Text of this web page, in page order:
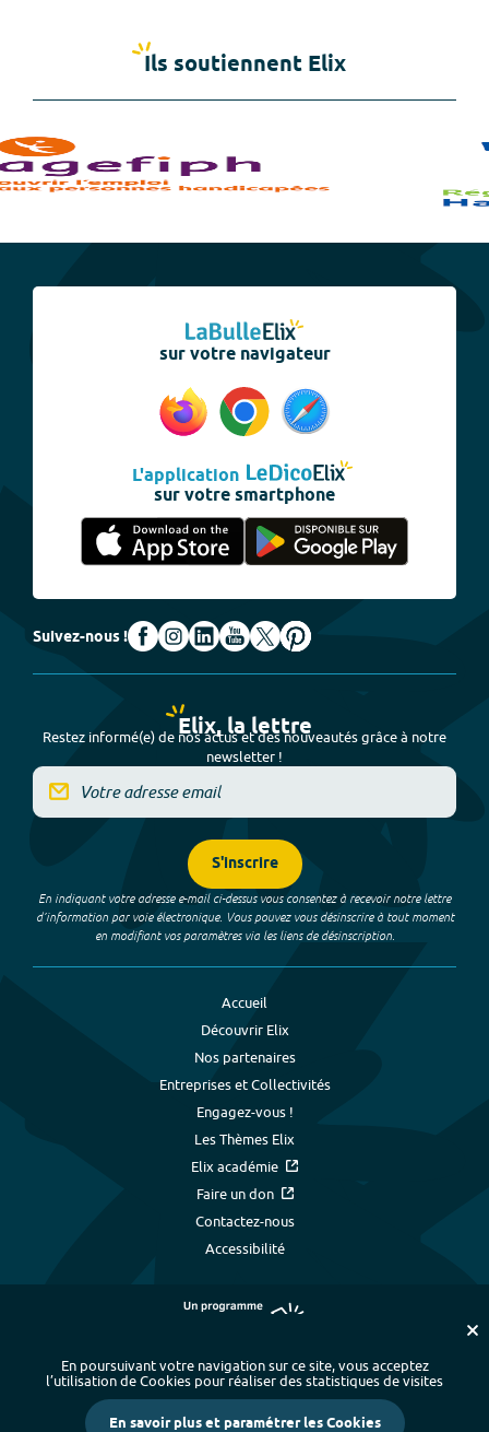
Ils soutiennent Elix
sur votre navigateur
L'application
sur votre smartphone
Suivez-nous !
Elix, la lettre
Restez informé(e) de nos actus et des nouveautés grâce à notre
newsletter !
S'inscrire
En indiquant votre adresse e-mail ci-dessus vous consentez à recevoir notre lettre
d’information par voie électronique. Vous pouvez vous désinscrire à tout moment
en modifiant vos paramètres via les liens de désinscription.
Accueil
Découvrir Elix
Nos partenaires
Entreprises et Collectivités
Engagez-vous !
Les Thèmes Elix
Elix académie
Faire un don
Contactez-nous
Accessibilité
Plan du site - Index alphabétique
-
Mentions légales et données personnelles
- Paramétrer les cookies
En poursuivant votre navigation sur ce site, vous acceptez
l’utilisation de Cookies pour réaliser des statistiques de visites
En savoir plus et paramétrer les Cookies